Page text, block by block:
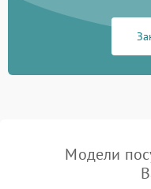
Сбои в работе таймера
Модели